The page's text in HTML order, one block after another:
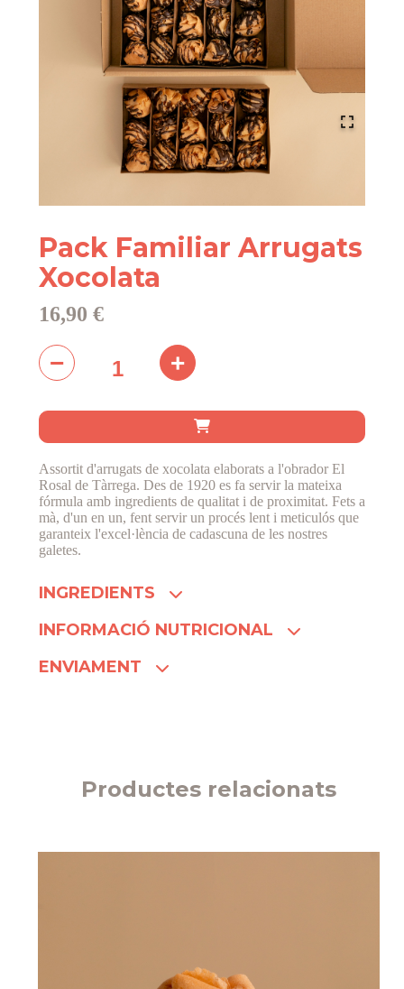
Pack Familiar Arrugats
Xocolata
Assortit d'arrugats de xocolata elaborats a l'obrador El
Rosal de Tàrrega. Des de 1920 es fa servir la mateixa
fórmula amb ingredients de qualitat i de proximitat. Fets a
mà, d'un en un, fent servir un procés lent i meticulós que
garanteix l'excel·lència de cadascuna de les nostres
galetes.
INGREDIENTS
INFORMACIÓ NUTRICIONAL
ENVIAMENT
16,90 €
− +
Productes relacionats